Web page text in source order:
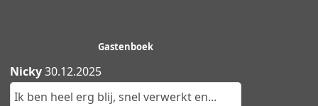
Gastenboek
Nicky30.12.2025
Ik ben heel erg blij, snel verwerkt en...